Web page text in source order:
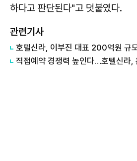
하다고 판단된다"고 덧붙였다.
관련기사
직접예약 경쟁력 높인다…호텔신라,